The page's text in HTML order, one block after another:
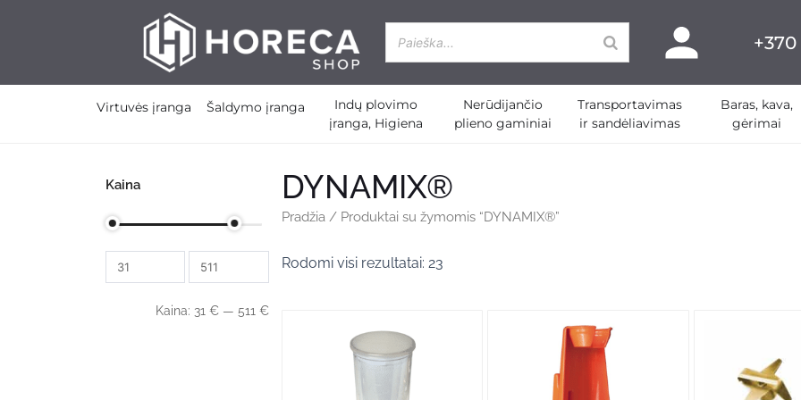
+370
Virtuvės įranga Open Virtuvės įranga
Šaldymo įranga Open Šaldymo įranga
Indų plovimo
įranga, Higiena
Open Indų plovimo įranga, Higiena
Nerūdijančio
plieno gaminiai
Open Nerūdijančio plieno
Transportavimas
ir sandėliavimas
OpenBaras, kava,
gėrimai
Kaina
Kaina: 31 €— 511 €
DYNAMIX®
Pradžia / Produktai su žymomis “DYNAMIX®”
Rodomi visi rezultatai: 23pagal